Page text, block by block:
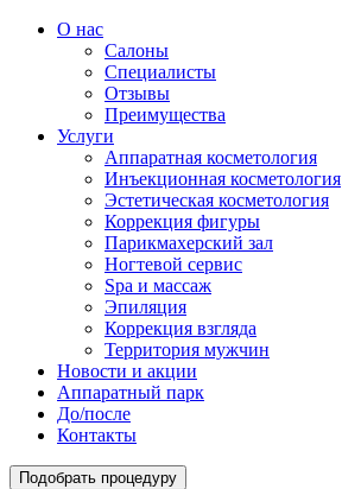
О нас
Салоны
Специалисты
Отзывы
Преимущества
Услуги
Аппаратная косметология
Инъекционная косметология
Эстетическая косметология
Коррекция фигуры
Парикмахерский зал
Ногтевой сервис
Spa и массаж
Эпиляция
Коррекция взгляда
Территория мужчин
Новости и акции
Аппаратный парк
До/после
Контакты
Подобрать процедуру